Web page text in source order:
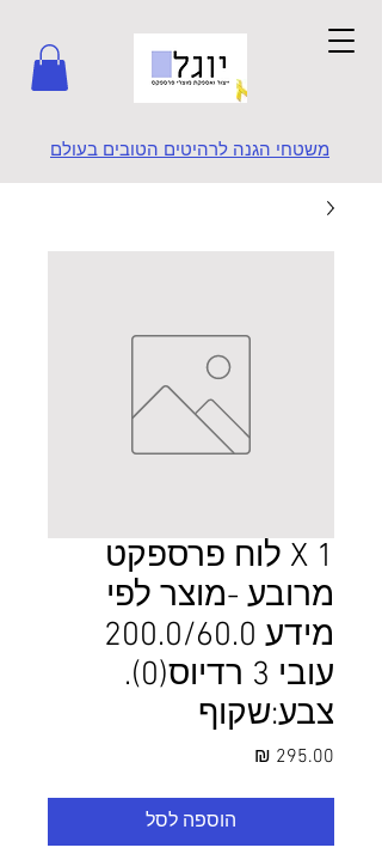
משטחי הגנה לרהיטים הטובים בעולם
1 X לוח פרספקט
מרובע -מוצר לפי
מידע 200.0/60.0
עובי 3 רדיוס(0).
צבע:שקוף
הוספה לסל